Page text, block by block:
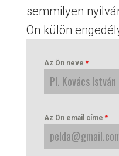
semmilyen
Ön külön
Az Ön neve *
Az Ön email címe *